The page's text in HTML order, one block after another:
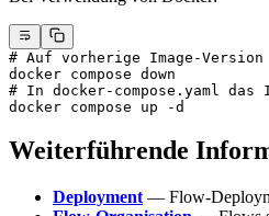
# Auf vorherige Image-Version
docker compose down
# In docker-compose.yaml das
docker compose up -d
Weiterführende
Deployment — Flow-